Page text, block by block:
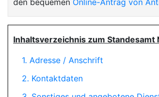
den bequemen Online-Antrag von
Inhaltsverzeichnis zum Standesamt
1. Adresse / Anschrift
2. Kontaktdaten